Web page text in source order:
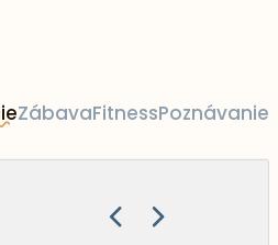
ZábavaFitnessPoznávanie